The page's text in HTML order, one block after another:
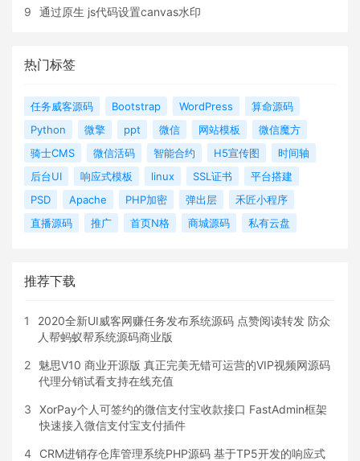
9 通过原生 js代码设置canvas水印
热门标签
任务威客源码 Bootstrap WordPress
算命源码
Python
微擎 ppt 微信 网站模板
微信魔方
骑士CMS
微信活码 智能合约 H5宣传图
时间轴
后台UI
响应式模板 linux SSL证书
平台搭建
PSD
Apache PHP加密 弹出层
禾匠小程序
直播源码
推广 首页N格 商城源码 私有云盘
推荐下载
1
2020全新UI威客网赚任务发布系统源码 点赞阅读转发 防众
人帮蚂蚁帮系统源码商业版
2
魅思V10 商业开源版 真正完美无错可运营的VIP视频网源码
代理分销试看支持在线充值
3
XorPay个人可签约的微信支付宝收款接口 FastAdmin框架
快速接入微信支付宝支付插件
4
CRM进销存仓库管理系统PHP源码 基于TP5开发的响应式